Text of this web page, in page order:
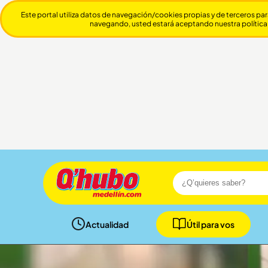
Actualidad Útil para vos
Este portal utiliza datos de navegación/cookies propias y de terceros
navegando, usted estará aceptando nuestra